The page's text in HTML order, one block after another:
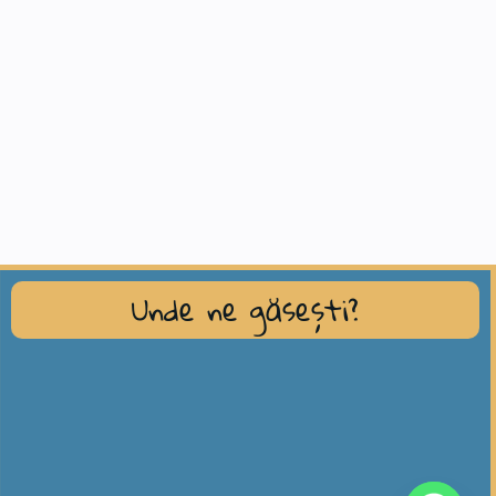
Unde ne găsești?